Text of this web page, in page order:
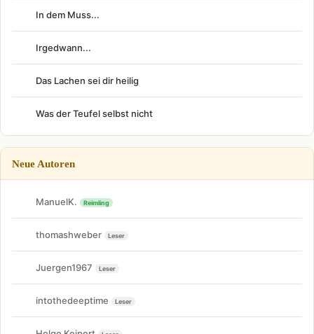
In dem Muss...
Irgedwann...
Das Lachen sei dir heilig
Was der Teufel selbst nicht
Neue Autoren
ManuelK. Reimling
thomashweber Leser
Juergen1967 Leser
intothedeeptime Leser